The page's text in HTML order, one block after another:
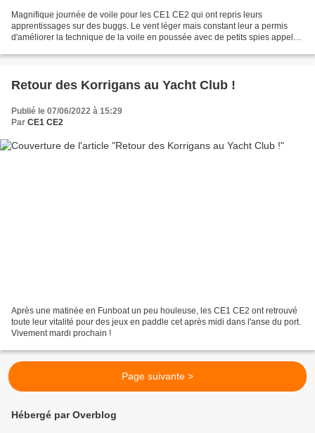
Magnifique journée de voile pour les CE1 CE2 qui ont repris leurs
apprentissages sur des buggs. Le vent léger mais constant leur a permis
d'améliorer la technique de la voile en poussée avec de petits spies appelés
Retour des Korrigans au Yacht Club !
Publié le 07/06/2022 à 15:29
Par CE1 CE2
Après une matinée en Funboat un peu houleuse, les CE1 CE2 ont retrouvé
toute leur vitalité pour des jeux en paddle cet après midi dans l'anse du port.
Vivement mardi prochain !
Page suivante >
Hébergé par Overblog